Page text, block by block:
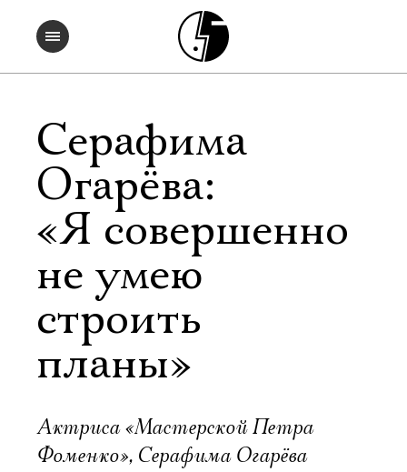
Серафима
Огарёва:
«Я совершенно
не умею
строить
планы»
Актриса «Мастерской Петра
Фоменко», Серафима Огарёва